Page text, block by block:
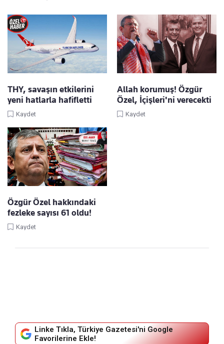
THY, savaşın etkilerini
yeni hatlarla hafifletti
Kaydet
Allah korumuş! Özgür
Özel, İçişleri'ni verecekti
Kaydet
Özgür Özel hakkındaki
fezleke sayısı 61 oldu!
Kaydet
Linke Tıkla, Türkiye Gazetesi'ni Google
Favorilerine Ekle!